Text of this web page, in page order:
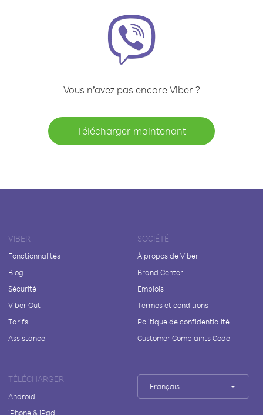
Vous n’avez pas encore Viber ?
Télécharger maintenant
VIBER
Fonctionnalités
Blog
Sécurité
Viber Out
Tarifs
Assistance
SOCIÉTÉ
À propos de Viber
Brand Center
Emplois
Termes et conditions
Politique de confidentialité
Customer Complaints Code
TÉLÉCHARGER
Android
iPhone & iPad
Français